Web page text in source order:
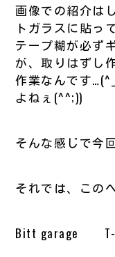
画像での紹介は
トガラスに貼っ
テープ糊が必ず
が、取りはずし
作業なんです
よねぇ(^^;))
そんな感じで今
それでは、この
Bitt garage T-